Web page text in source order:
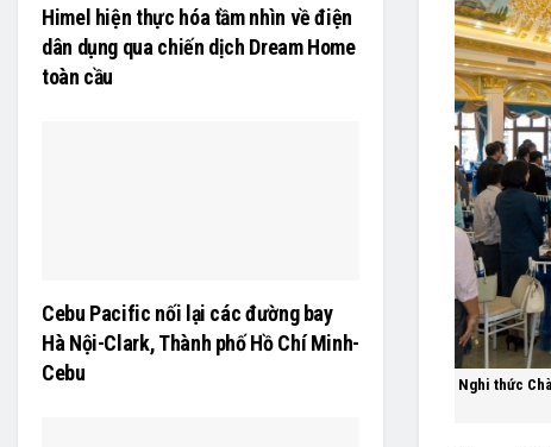
Nghi thức
Himel hiện thực hóa tầm nhìn về điện
dân dụng qua chiến dịch Dream Home
toàn cầu
Cebu Pacific nối lại các đường bay
Hà Nội-Clark, Thành phố Hồ Chí Minh-
Cebu